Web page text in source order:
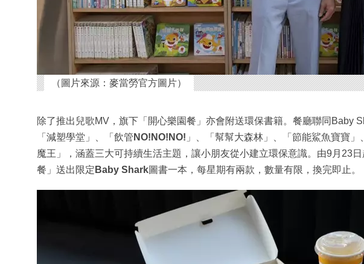
（圖片來源：麥當勞官方圖片）
除了推出兒歌MV，旗下「開心樂園餐」亦會附送環保書籍。餐廳聯同Baby
「減塑學堂」、「飲管 NO!NO!NO! 」、「幫幫大森林」、「節能鯊魚寶寶」
魔王」，涵蓋三大可持續生活主題，讓小朋友從小建立環保意識。由9月23
餐」送出限定 Baby Shark圖書一本，每星期有兩款，數量有限，換完即止。